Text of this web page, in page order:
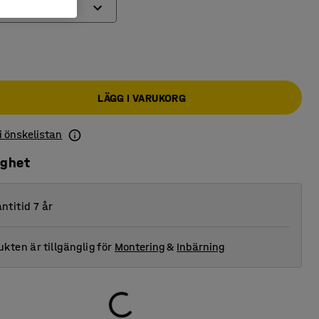
LÄGG I VARUKORG
önskelistan
7 år
är tillgänglig för Montering& Inbärning